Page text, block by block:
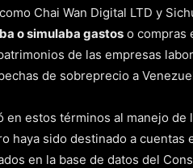
como Chai Wan Digital LTD y
o simulaba gastos o compras
de las empresas
de sobreprecio a
en estos términos al manejo
haya sido destinado a cuentas
en la base de datos del